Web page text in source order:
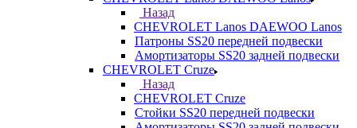
Назад
CHEVROLET Lanos DAEWOO Lanos
Патроны SS20 передней подвески
Амортизаторы SS20 задней подвески
CHEVROLET Cruze
Назад
CHEVROLET Cruze
Стойки SS20 передней подвески